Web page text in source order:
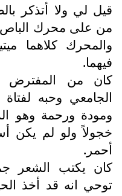
قيل لي ولا أتذكر
من على محرك
والمحرك كلاهما
فيهما.
كان من المفترض
الجامعي وحبه
ومودة ورحمة وهو
خجولاً ولو لم يكن
أحمر.
كان يكتب الشعر
توحي انه قد أخذ